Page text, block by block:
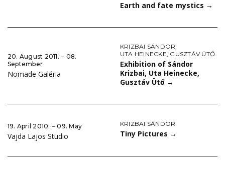
Earth and fate mystics →
20. August 2011. ‒ 08.
September
Nomade Galéria
KRIZBAI SÁNDOR,
UTA HEINECKE, GUSZTÁV ÜTŐ
Exhibition of Sándor
Krizbai, Uta Heinecke,
Gusztáv Ütő →
19. April 2010. ‒ 09. May
Vajda Lajos Studio
KRIZBAI SÁNDOR
Tiny Pictures →